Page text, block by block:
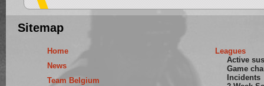
Sitemap
Home
News
Team Belgium
Leagues
Active
Game
Incidents